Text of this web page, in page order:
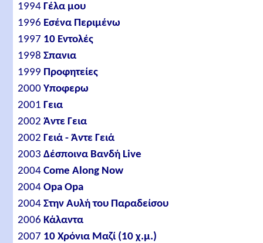
1994Γέλα μου
1996 Εσένα Περιμένω
1997 10 Εντολές
1998Σπανια
1999 Προφητείες
2000Υποφερω
2001Γεια
2002Άντε Γεια
2002Γειά - Άντε Γειά
2003Δέσποινα Βανδή Live
2004Come Along Now
2004Opa Opa
2004Στην Αυλή του Παραδείσου
2006Κάλαντα
2007 10 Χρόνια Μαζί (10 χ.μ.)